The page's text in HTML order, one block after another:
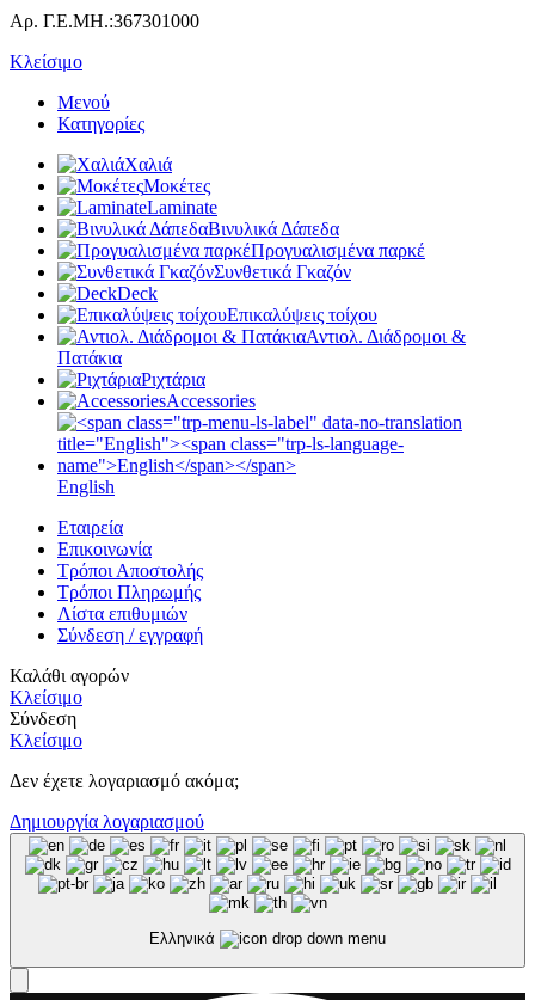
Αρ. Γ.Ε.ΜΗ.:367301000
Κλείσιμο
Μενού
Κατηγορίες
Χαλιά
Μοκέτες
Laminate
Βινυλικά Δάπεδα
Προγυαλισμένα παρκέ
Συνθετικά Γκαζόν
Deck
Επικαλύψεις τοίχου
Αντιολ. Διάδρομοι &
Πατάκια
Ριχτάρια
Accessories
English
Εταιρεία
Επικοινωνία
Τρόποι Αποστολής
Τρόποι Πληρωμής
Λίστα επιθυμιών
Σύνδεση / εγγραφή
Καλάθι αγορών
Κλείσιμο
Σύνδεση
Κλείσιμο
Δεν έχετε λογαριασμό ακόμα;
Δημιουργία λογαριασμού
Ελληνικά